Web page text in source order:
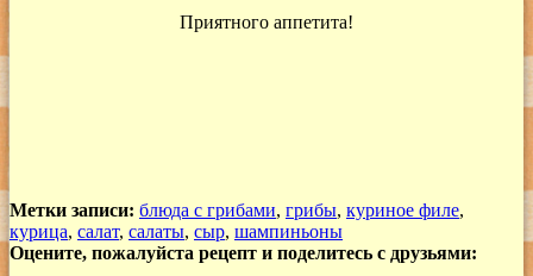
Приятного аппетита!
Метки записи: блюда с грибами, грибы, куриное филе,
курица, салат, салаты, сыр, шампиньоны
Оцените, пожалуйста рецепт и поделитесь с друзьями: